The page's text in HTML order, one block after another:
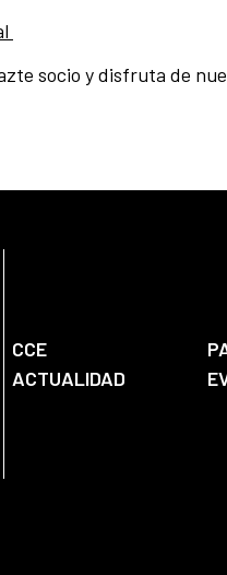
socio y disfruta de
CCE
ACTUALIDAD